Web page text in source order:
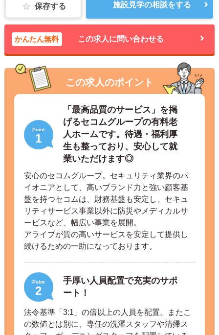
保存する 施設見学の相談をする
かんたん無料 この求人に問い合わせる
この求人のポイント
Point
1
「最高品質のサービス」を掲
げるセコムグループの有料老
人ホームです。待遇・福利厚
生も整っており、安心して就
業いただけます◎
安心のセコムグループ。セキュリティ業界のパ
イオニアとして、高いブランド力と強い顧客基
盤を持つセコムは、財務基盤も安定し、セキュ
リティサービス事業以外に防災やメディカルサ
ービスなど、幅広い事業を展開。
アライブが質の高いサービスを安定して提供し
続けるための一助になっております。
Point
2
手厚い人員配置で充実のサポ
ート！
法令基準「3:1」の倍以上の人員を配置。またこ
の数値とは別に、専任の洗濯スタッフや清掃ス